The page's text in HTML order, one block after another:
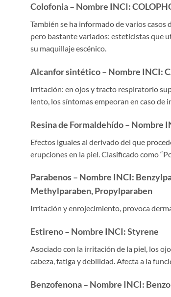
Colofonia – Nombre INCI:
También se ha informado de varios
pero bastante variados: esteticistas que
su maquillaje escénico.
Alcanfor sintético – Nombre INCI:
Irritación: en ojos y tracto respiratorio
lento, los síntomas empeoran en caso de
Resina de Formaldehído – Nombre
Efectos iguales al derivado del que
erupciones en la piel. Clasificado como
Parabenos – Nombre INCI:
Methylparaben, Propylparaben
Irritación y enrojecimiento, provoca
Estireno – Nombre INCI: Styrene
Asociado con la irritación de la piel, los
cabeza, fatiga y debilidad. Afecta a la
Benzofenona – Nombre INCI: